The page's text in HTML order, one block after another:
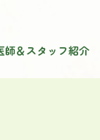
師＆スタッフ紹介